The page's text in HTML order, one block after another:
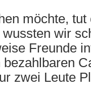
möchte,
wir
Freunde
zwei Leute